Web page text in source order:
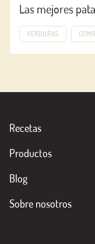
Las mejores
VERDURAS
Recetas
Productos
Blog
Sobre nosotros